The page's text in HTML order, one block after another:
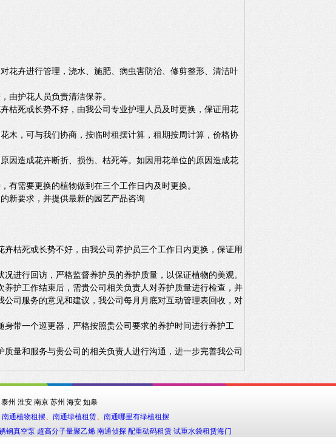
花卉进行管理，浇水、施肥、病虫害防治、修剪整形、清洁叶
由护花人员负责清洁保养。
枯死或长势不好，由我公司专业护理人员及时更换，保证用花
木，可与我们协商，按临时租摆计算，租期按周计算，价格协
因造成花卉断折、损伤、枯死等。如因用花单位的原因造成花
有需要更换的植物做到在三个工作日内及时更换。
新要求，并提供最新的园艺产品咨询
枯死或长势不好，由我公司养护员三个工作日内更换，保证用
进行回访，严格监督养护员的养护质量，以保证植物的美观。
护工作结束后，需贵公司相关负责人对养护质量进行检查，并
司服务的意见和建议，我公司每月月底对互动管理表回收，对
带一个巡更器，严格按照贵公司要求的养护时间进行养护工
量和服务与贵公司的相关负责人进行沟通，进一步完善我公司
泰州 淮安 南京 苏州 海安 如皋
南通植物租摆、 南通绿植租赁、 南通哪里有绿植租摆
钢真空泵 超高分子量聚乙烯 南通侦探 配重砝码租赁 试重水袋租赁海门